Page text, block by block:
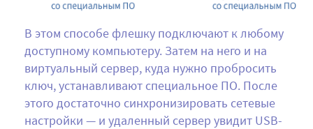
В этом способе флешку подключают к любому
доступному компьютеру. Затем на него и на
виртуальный сервер, куда нужно пробросить
ключ, устанавливают специальное ПО. После
этого достаточно синхронизировать сетевые
настройки — и удаленный сервер увидит USB-